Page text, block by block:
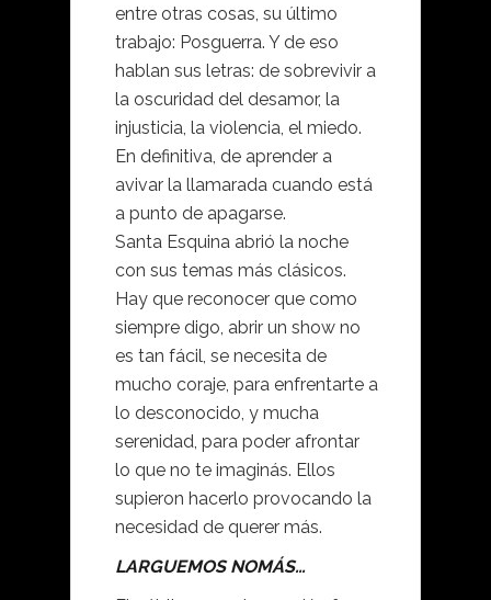
entre otras cosas, su último
trabajo: Posguerra. Y de eso
hablan sus letras: de sobrevivir a
la oscuridad del desamor, la
injusticia, la violencia, el miedo.
En definitiva, de aprender a
avivar la llamarada cuando está
a punto de apagarse.
Santa Esquina abrió la noche
con sus temas más clásicos.
Hay que reconocer que como
siempre digo, abrir un show no
es tan fácil, se necesita de
mucho coraje, para enfrentarte a
lo desconocido, y mucha
serenidad, para poder afrontar
lo que no te imaginás. Ellos
supieron hacerlo provocando la
necesidad de querer más.
LARGUEMOS NOMÁS…